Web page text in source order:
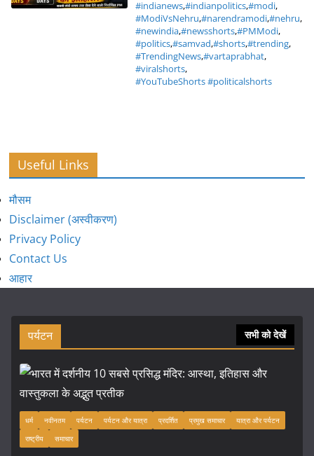
#indianews,#indianpolitics,#modi,
#ModiVsNehru,#narendramodi,#nehru,
#newindia,#newsshorts,#PMModi,
#politics,#samvad,#shorts,#trending,
#TrendingNews,#vartaprabhat,
#viralshorts,
#YouTubeShorts #politicalshorts
Useful Links
मौसम
Disclaimer (अस्वीकरण)
Privacy Policy
Contact Us
आहार
पर्यटन सभी को देखें
धर्म नवीनतम पर्यटन पर्यटन और यात्रा प्रदर्शित प्रमुख समाचार
यात्रा और पर्यटन
राष्ट्रीय
समाचार